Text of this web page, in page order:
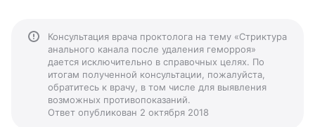
Консультация врача проктолога на тему «Стриктура
анального канала после удаления геморроя»
дается исключительно в справочных целях. По
итогам полученной консультации, пожалуйста,
обратитесь к врачу, в том числе для выявления
возможных противопоказаний.
Ответ опубликован 2 октября 2018